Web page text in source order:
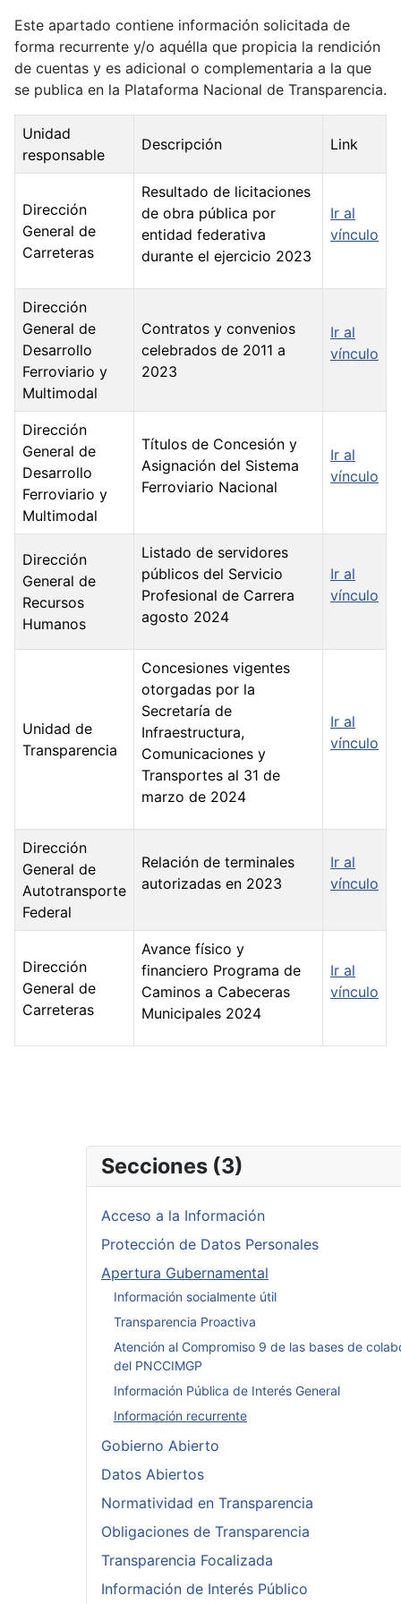
Este apartado contiene información solicitada de
forma recurrente y/o aquélla que propicia la rendición
de cuentas y es adicional o complementaria a la que
se publica en la Plataforma Nacional de Transparencia.
Unidad
responsable
Descripción Link
Dirección
General de
Carreteras
Resultado de licitaciones
de obra pública por
entidad federativa
durante el ejercicio 2023
Ir al
vínculo
Dirección
General de
Desarrollo
Ferroviario y
Multimodal
Contratos y convenios
celebrados de 2011 a
2023
Ir al
vínculo
Dirección
General de
Desarrollo
Ferroviario y
Multimodal
Títulos de Concesión y
Asignación del Sistema
Ferroviario Nacional
Ir al
vínculo
Dirección
General de
Recursos
Humanos
Listado de servidores
públicos del Servicio
Profesional de Carrera
agosto 2024
Ir al
vínculo
Unidad de
Transparencia
Concesiones vigentes
otorgadas por la
Secretaría de
Infraestructura,
Comunicaciones y
Transportes al 31 de
marzo de 2024
Ir al
vínculo
Dirección
General de
Autotransporte
Federal
Relación de terminales
autorizadas en 2023
Ir al
vínculo
Dirección
General de
Carreteras
Avance físico y
financiero Programa de
Caminos a Cabeceras
Municipales 2024
Ir al
vínculo
Secciones (3)
Acceso a la Información
Protección de Datos Personales
Apertura Gubernamental
Información socialmente útil
Transparencia Proactiva
Atención al Compromiso 9 de las bases de
del PNCCIMGP
Información Pública de Interés General
Información recurrente
Gobierno Abierto
Datos Abiertos
Normatividad en Transparencia
Obligaciones de Transparencia
Transparencia Focalizada
Información de Interés Público